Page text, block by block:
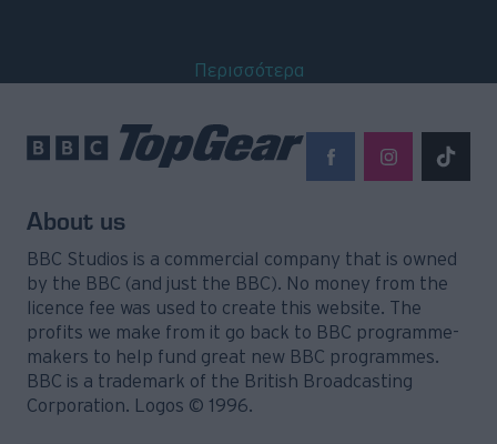
Περισσότερα
About us
BBC Studios is a commercial company that is owned
by the BBC (and just the BBC). No money from the
licence fee was used to create this website. The
profits we make from it go back to BBC programme-
makers to help fund great new BBC programmes.
BBC is a trademark of the British Broadcasting
Corporation. Logos © 1996.